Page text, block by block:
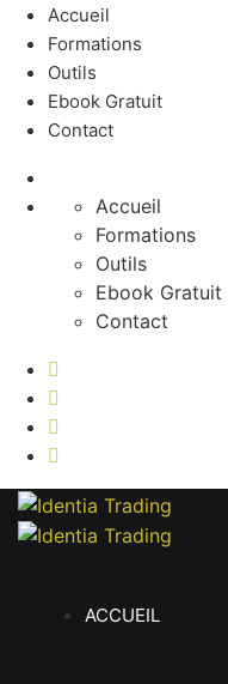
Accueil
Formations
Outils
Ebook Gratuit
Contact
Accueil
Formations
Outils
Ebook Gratuit
Contact
ACCUEIL